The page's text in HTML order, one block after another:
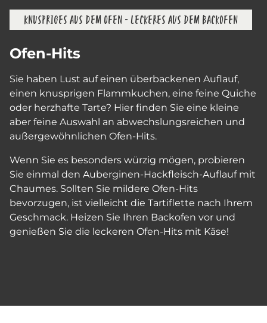
KNUSPRIGES AUS DEM OFEN - LECKERES AUS DEM BACKOFEN
Ofen-Hits
Sie haben Lust auf einen überbackenen Auflauf,
einen knusprigen Flammkuchen, eine feine Quiche
oder herzhafte Tarte? Hier finden Sie eine kleine
aber feine Auswahl an abwechslungsreichen und
außergewöhnlichen Ofen-Hits.
Wenn Sie es besonders würzig mögen, probieren
Sie einmal den Auberginen-Hackfleisch-Auflauf mit
Chaumes. Sollten Sie mildere Ofen-Hits
bevorzugen, ist vielleicht die Tartiflette nach Ihrem
Geschmack. Heizen Sie Ihren Backofen vor und
genießen Sie die leckeren Ofen-Hits mit Käse!